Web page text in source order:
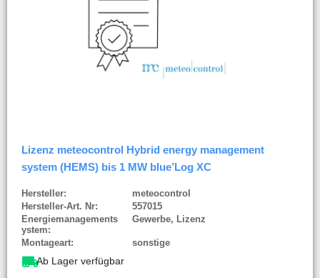
Lizenz meteocontrol Hybrid energy management
system (HEMS) bis 1 MW blue’Log XC
Hersteller:
meteocontrol
Hersteller-Art. Nr:
557015
Energiemanagements
ystem:
Gewerbe, Lizenz
Montageart: sonstige
Ab Lager verfügbar